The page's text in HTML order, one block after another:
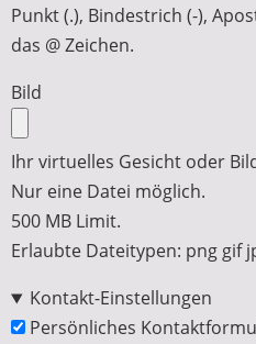
Punkt (.), Bindestrich (-),
das @ Zeichen.
Bild
Ihr virtuelles Gesicht oder
Nur eine Datei möglich.
500 MB Limit.
Erlaubte Dateitypen: png gif
Kontakt-Einstellungen
Persönliches